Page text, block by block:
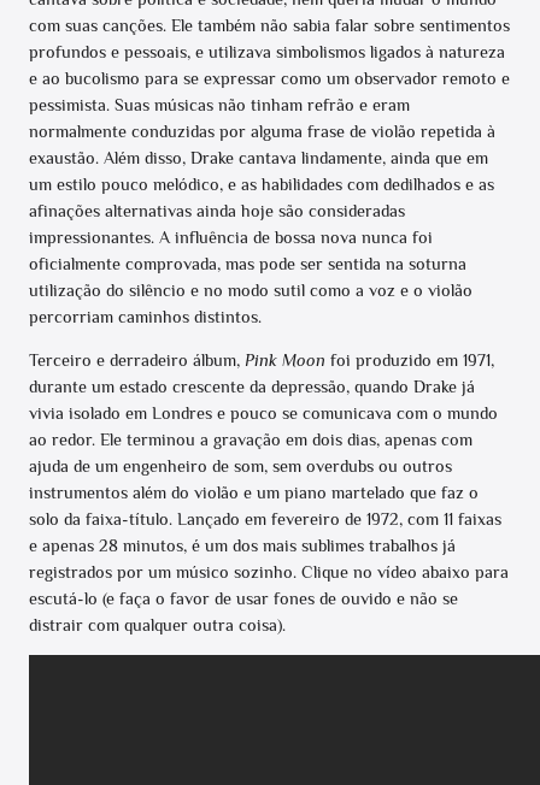
com suas canções. Ele também não sabia falar sobre sentimentos
profundos e pessoais, e utilizava simbolismos ligados à natureza
e ao bucolismo para se expressar como um observador remoto e
pessimista. Suas músicas não tinham refrão e eram
normalmente conduzidas por alguma frase de violão repetida à
exaustão. Além disso, Drake cantava lindamente, ainda que em
um estilo pouco melódico, e as habilidades com dedilhados e as
afinações alternativas ainda hoje são consideradas
impressionantes. A influência de bossa nova nunca foi
oficialmente comprovada, mas pode ser sentida na soturna
utilização do silêncio e no modo sutil como a voz e o violão
percorriam caminhos distintos.
Terceiro e derradeiro álbum, Pink Moon foi produzido em 1971,
durante um estado crescente da depressão, quando Drake já
vivia isolado em Londres e pouco se comunicava com o mundo
ao redor. Ele terminou a gravação em dois dias, apenas com
ajuda de um engenheiro de som, sem overdubs ou outros
instrumentos além do violão e um piano martelado que faz o
solo da faixa-título. Lançado em fevereiro de 1972, com 11 faixas
e apenas 28 minutos, é um dos mais sublimes trabalhos já
registrados por um músico sozinho. Clique no vídeo abaixo para
escutá-lo (e faça o favor de usar fones de ouvido e não se
distrair com qualquer outra coisa).